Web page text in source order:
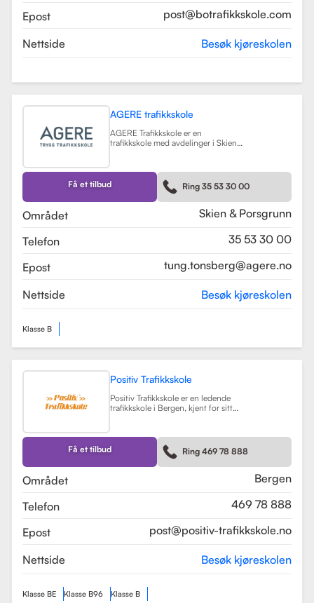
Epost
post@botrafikkskole.com
Nettside Besøk kjøreskolen
AGERE trafikkskole
AGERE Trafikkskole er en
trafikkskole med avdelinger i Skien
førerkortklasser, fra moped til buss
og lastebil. Skolen har som mål å gi
elevene de nødvendige ferdighetene
og holdningene for å bli trygge og
kompetente sjåfører, med et fokus
på nullvisjonen om ingen drepte
god kvalitet på opplæringen.
AGERE Trafikkskole tilbyr også ulike
teorikurs og spesialiserte moduler
Les mer
Få et tilbud Ring 35 53 30 00
Området
Skien & Porsgrunn
Telefon
35 53 30 00
Epost
tung.tonsberg@agere.no
Nettside Besøk kjøreskolen
Klasse B
Positiv Trafikkskole
Positiv Trafikkskole er en ledende
trafikkskole i Bergen, kjent for sitt
føreropplæring for både bil,
tilhenger og moped, og har
spesialiserte kurs som trafikalt
grunnkurs og mørkekjøring. Les mer
Få et tilbud Ring 469 78 888
Området
Bergen
Telefon
469 78 888
Epost
post@positiv-trafikkskole.no
Nettside Besøk kjøreskolen
Klasse BE Klasse B96 Klasse B